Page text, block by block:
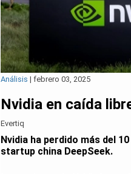
Análisis | febrero 03, 2025
Nvidia en caída
Evertiq
Nvidia ha perdido más del
startup china DeepSeek.